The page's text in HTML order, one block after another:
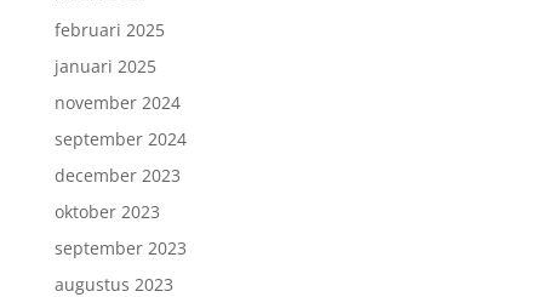
februari 2025
januari 2025
november 2024
september 2024
december 2023
oktober 2023
september 2023
augustus 2023